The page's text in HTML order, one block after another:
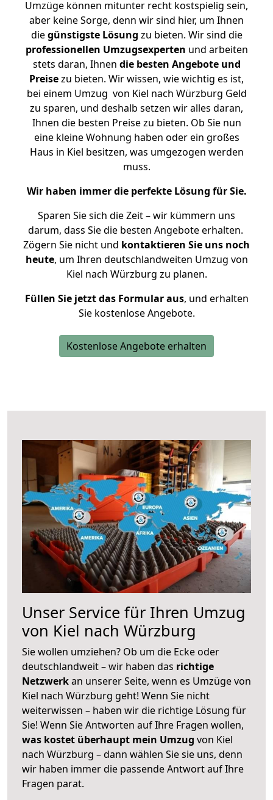
Umzüge können mitunter recht kostspielig sein,
aber keine Sorge, denn wir sind hier, um Ihnen
diegünstigste Lösung zu bieten. Wir sind die
professionellen Umzugsexperten und arbeiten
stets daran, Ihnen die besten Angebote und
Preisezu bieten. Wir wissen, wie wichtig es ist,
bei einem Umzug von Kiel nach Würzburg Geld
zu sparen, und deshalb setzen wir alles daran,
Ihnen die besten Preise zu bieten. Ob Sie nun
eine kleine Wohnung haben oder ein großes
Haus in Kiel besitzen, was umgezogen werden
muss.
Wir haben immer die perfekte Lösung für Sie.
Sparen Sie sich die Zeit – wir kümmern uns
darum, dass Sie die besten Angebote erhalten.
Zögern Sie nicht und kontaktieren Sie uns noch
heute, um Ihren deutschlandweiten Umzug von
Kiel nach Würzburg zu planen.
Füllen Sie jetzt das Formular aus, und erhalten
Sie kostenlose Angebote.
Kostenlose Angebote erhalten
Unser Service für Ihren Umzug
von Kiel nach Würzburg
Sie wollen umziehen? Ob um die Ecke oder
deutschlandweit – wir haben das richtige
Netzwerkan unserer Seite, wenn es Umzüge von
Kiel nach Würzburg geht! Wenn Sie nicht
weiterwissen – haben wir die richtige Lösung für
Sie! Wenn Sie Antworten auf Ihre Fragen wollen,
was kostet überhaupt mein Umzug von Kiel
nach Würzburg – dann wählen Sie sie uns, denn
wir haben immer die passende Antwort auf Ihre
Fragen parat.